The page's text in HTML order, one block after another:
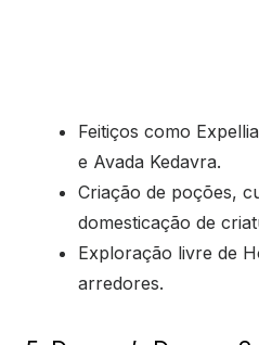
Feitiços como
e Avada Kedavra.
Criação de poções,
domesticação de
Exploração livre de
arredores.